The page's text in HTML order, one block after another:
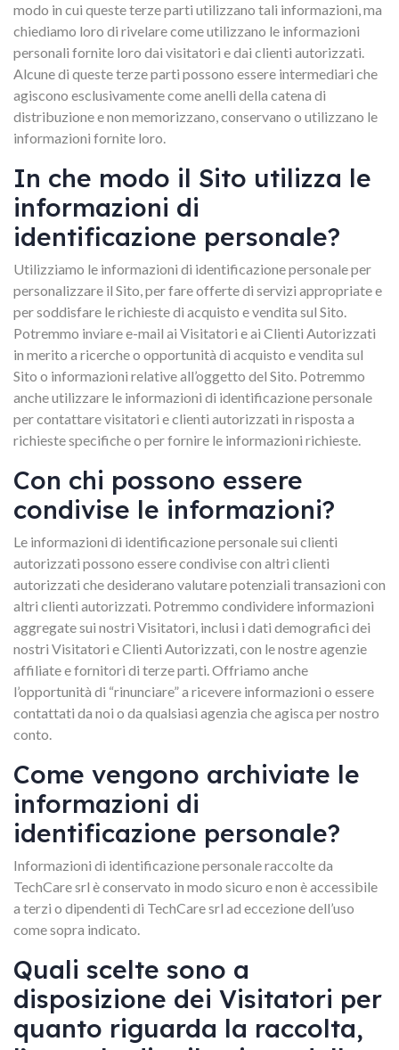
modo in cui queste terze parti utilizzano tali informazioni, ma
chiediamo loro di rivelare come utilizzano le informazioni
personali fornite loro dai visitatori e dai clienti autorizzati.
Alcune di queste terze parti possono essere intermediari che
agiscono esclusivamente come anelli della catena di
distribuzione e non memorizzano, conservano o utilizzano le
informazioni fornite loro.
In che modo il Sito utilizza le
informazioni di
identificazione personale?
Utilizziamo le informazioni di identificazione personale per
personalizzare il Sito, per fare offerte di servizi appropriate e
per soddisfare le richieste di acquisto e vendita sul Sito.
Potremmo inviare e-mail ai Visitatori e ai Clienti Autorizzati
in merito a ricerche o opportunità di acquisto e vendita sul
Sito o informazioni relative all’oggetto del Sito. Potremmo
anche utilizzare le informazioni di identificazione personale
per contattare visitatori e clienti autorizzati in risposta a
richieste specifiche o per fornire le informazioni richieste.
Con chi possono essere
condivise le informazioni?
Le informazioni di identificazione personale sui clienti
autorizzati possono essere condivise con altri clienti
autorizzati che desiderano valutare potenziali transazioni con
altri clienti autorizzati. Potremmo condividere informazioni
aggregate sui nostri Visitatori, inclusi i dati demografici dei
nostri Visitatori e Clienti Autorizzati, con le nostre agenzie
affiliate e fornitori di terze parti. Offriamo anche
l’opportunità di “rinunciare” a ricevere informazioni o essere
contattati da noi o da qualsiasi agenzia che agisca per nostro
conto.
Come vengono archiviate le
informazioni di
identificazione personale?
Informazioni di identificazione personale raccolte da
TechCare srl è conservato in modo sicuro e non è accessibile
a terzi o dipendenti di TechCare srl ad eccezione dell’uso
come sopra indicato.
Quali scelte sono a
disposizione dei Visitatori per
quanto riguarda la raccolta,